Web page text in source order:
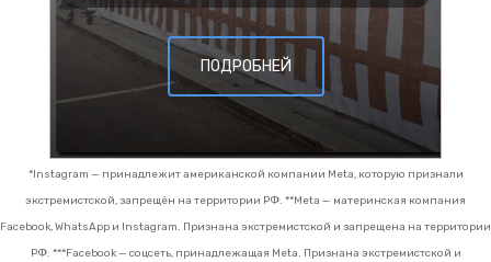
ПОДРОБНЕЙ
*Instagram — принадлежит американской компании Meta, которую признали
экстремистской, запрещён на территории РФ. **Meta — материнская компания
Facebook, WhatsApp и Instagram. Признана экстремистской и запрещена на территории
РФ. ***Facebook — соцсеть, принадлежащая Meta. Признана экстремистской и